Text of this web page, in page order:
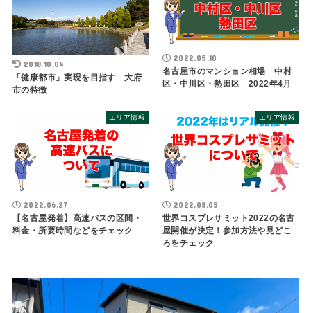
2018.10.04
「健康都市」実現を目指す 大府
市の特徴
2022.05.10
名古屋市のマンション相場 中村
区・中川区・熱田区 2022年4月
エリア情報
2022.06.27
【名古屋発着】高速バスの区間・
料金・所要時間などをチェック
エリア情報
2022.08.05
世界コスプレサミット2022の名古
屋開催が決定！参加方法や見どこ
ろをチェック